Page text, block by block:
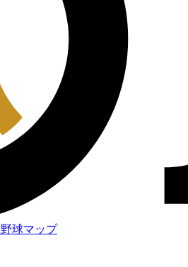
野球マップ